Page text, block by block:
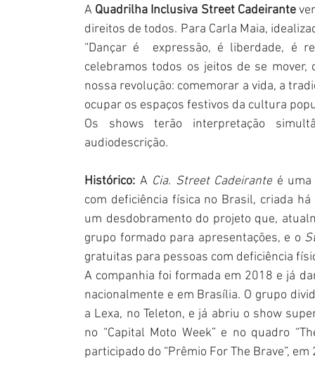
A Quadrilha Inclusiva Street Cadeirante
direitos de todos. Para Carla Maia,
“Dançar é  expressão, é liberdade, é
celebramos todos os jeitos de se
nossa revolução: comemorar a vida, a
ocupar os espaços festivos da cultura
Os shows terão interpretação
audiodescrição.
Histórico: A Cia. Street Cadeirante é
com deficiência física no Brasil, criada
um desdobramento do projeto que,
grupo formado para apresentações, e o
gratuitas para pessoas com deficiência
A companhia foi formada em 2018 e já
nacionalmente e em Brasília. O grupo
a Lexa, no Teleton, e já abriu o show
no “Capital Moto Week” e no quadro
participado do “Prêmio For The Brave”, em